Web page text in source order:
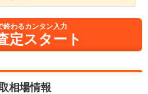
終わるカンタン入力
定スタート
相場情報